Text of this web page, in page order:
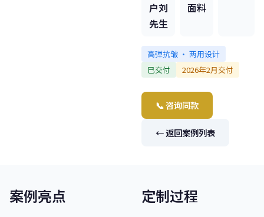
户刘
先生
面料
高弹抗皱 · 两用设计
已交付
2026年2月交付
📞 咨询同款
← 返回案例列表
案例亮点 定制过程